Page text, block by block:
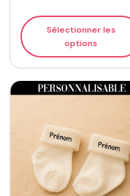
Sélectionner les
options